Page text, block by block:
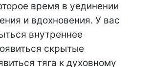
время в уединении
и вдохновения. У вас
внутреннее
скрытые
тяга к духовному